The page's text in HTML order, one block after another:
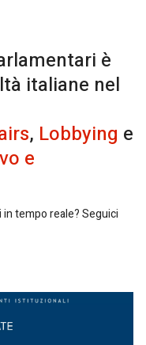
è
italiane nel
, Lobbying e
e
tempo reale? Seguici